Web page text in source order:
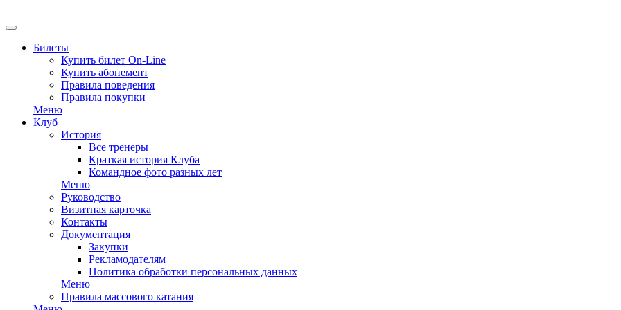
Билеты
Купить билет On-Line
Купить абонемент
Правила поведения
Правила покупки
Меню
Клуб
История
Все тренеры
Краткая история Клуба
Командное фото разных лет
Меню
Руководство
Визитная карточка
Контакты
Документация
Закупки
Рекламодателям
Политика обработки персональных данных
Меню
Правила массового катания